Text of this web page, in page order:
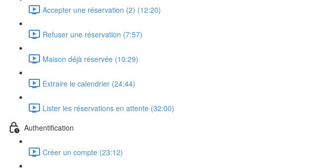
Accepter une réservation (2) (12:20)
Refuser une réservation (7:57)
Maison déjà réservée (10:29)
Extraire le calendrier (24:44)
Lister les réservations en attente (32:00)
Authentification
Créer un compte (23:12)